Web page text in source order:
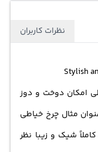
با حرفه خیاطی موجب
تمامی مدل های
خواهید شد. با ورود
از خرید آنها را به
همراه داشت. چرخ خیاطی ژانومه 8900کیو سی پی با رنگ و
نظرات کاربران
امکان دوخت و دوز
مثال چرخ خیاطی
کاملاً شیک و زیبا نظر